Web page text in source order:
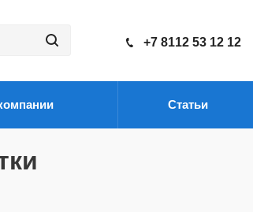
+7 8112 53 12 12
Статьи